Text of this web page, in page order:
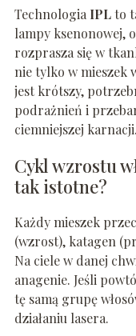
TechnologiaIPLto
lampy ksenonowej,
rozprasza się w
nie tylko w mieszek
jest krótszy,
podrażnień i
ciemniejszej karnacji.
Cykl wzrostu
tak istotne?
Każdy mieszek
(wzrost), katagen
Na ciele w danej
anagenie. Jeśli
tę samą grupę
działaniu lasera.